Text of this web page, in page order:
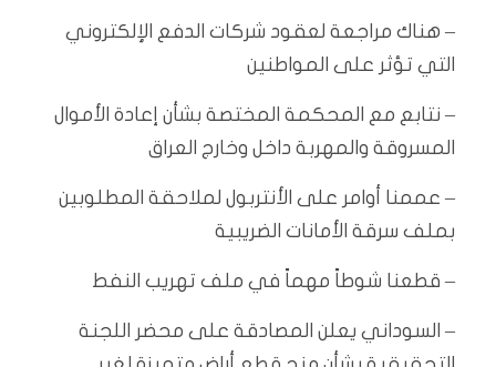
– هناك مراجعة لعقود شركات الدفع الإلكتروني
التي تؤثر على المواطنين
– نتابع مع المحكمة المختصة بشأن إعادة الأموال
المسروقة والمهربة داخل وخارج العراق
– عممنا أوامر على الأنتربول لملاحقة المطلوبين
بملف سرقة الأمانات الضريبية
– قطعنا شوطاً مهماً في ملف تهريب النفط
– السوداني يعلن المصادقة على محضر اللجنة